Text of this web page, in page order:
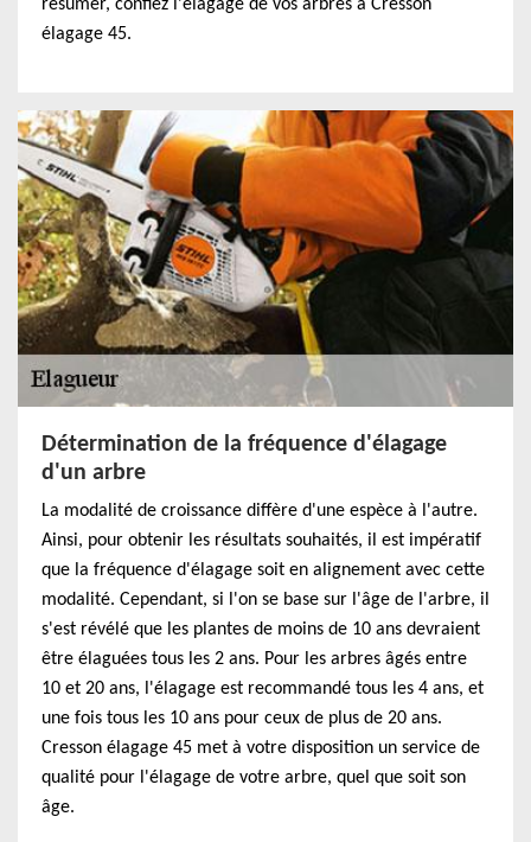
résumer, confiez l'élagage de vos arbres à Cresson
élagage 45.
Détermination de la fréquence d'élagage
d'un arbre
La modalité de croissance diffère d'une espèce à l'autre.
Ainsi, pour obtenir les résultats souhaités, il est impératif
que la fréquence d'élagage soit en alignement avec cette
modalité. Cependant, si l'on se base sur l'âge de l'arbre, il
s'est révélé que les plantes de moins de 10 ans devraient
être élaguées tous les 2 ans. Pour les arbres âgés entre
10 et 20 ans, l'élagage est recommandé tous les 4 ans, et
une fois tous les 10 ans pour ceux de plus de 20 ans.
Cresson élagage 45 met à votre disposition un service de
qualité pour l'élagage de votre arbre, quel que soit son
âge.